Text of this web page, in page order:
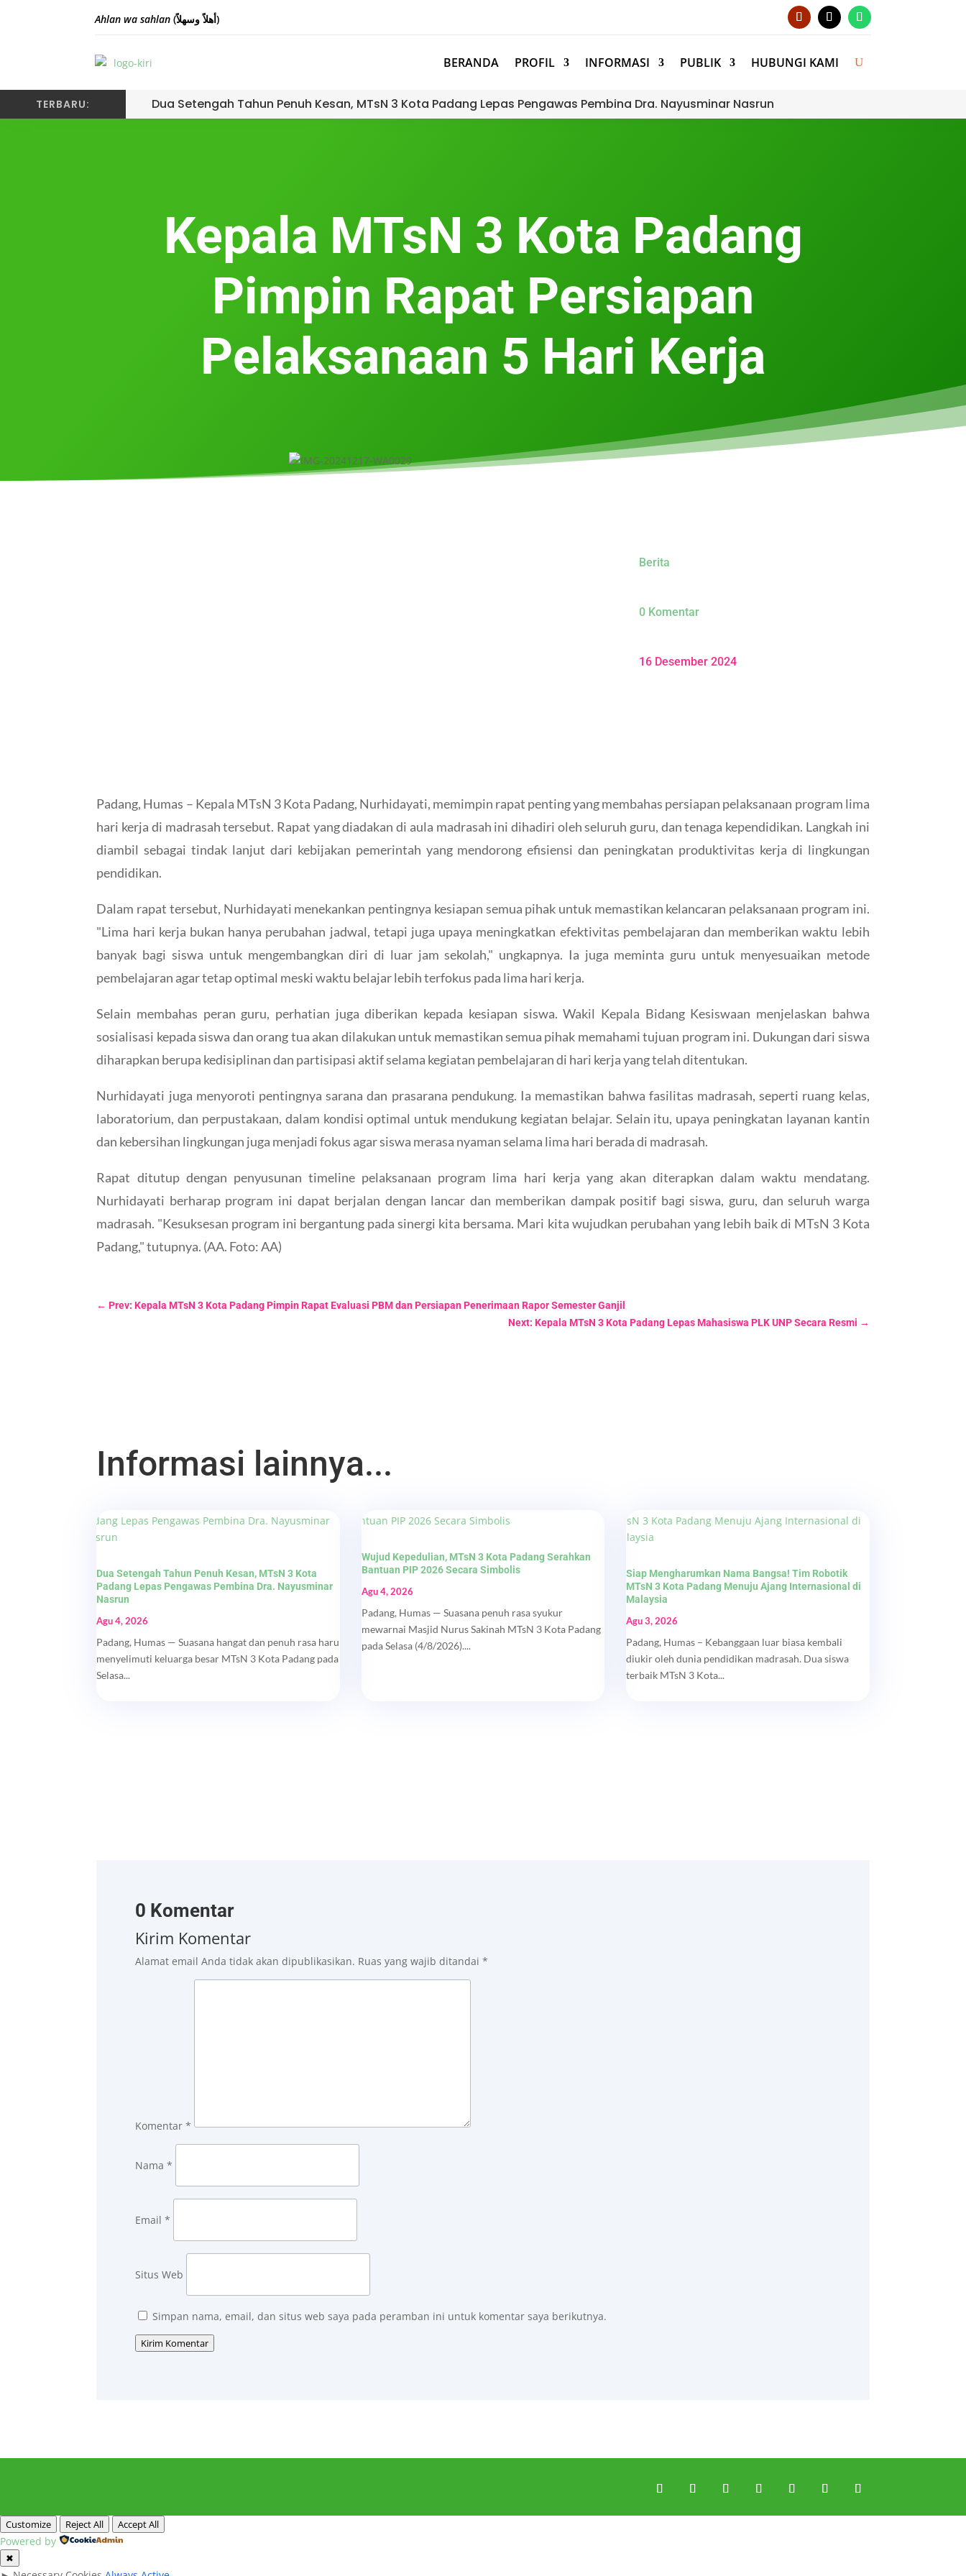
Ahlan wa sahlan (أهلاً وسهلاً)
BERANDA PROFIL INFORMASI PUBLIK HUBUNGI KAMI
TERBARU: Dua Setengah Tahun Penuh Kesan, MTsN 3 Kota Padang Lepas Pengawas Pembina Dra. Nayusminar Nasrun
Kepala MTsN 3 Kota Padang
Pimpin Rapat Persiapan
Pelaksanaan 5 Hari Kerja
Berita
0 Komentar
16 Desember 2024
Padang, Humas – Kepala MTsN 3 Kota Padang, Nurhidayati, memimpin rapat penting yang membahas persiapan pelaksanaan program lima
hari kerja di madrasah tersebut. Rapat yang diadakan di aula madrasah ini dihadiri oleh seluruh guru, dan tenaga kependidikan. Langkah ini
diambil sebagai tindak lanjut dari kebijakan pemerintah yang mendorong efisiensi dan peningkatan produktivitas kerja di lingkungan
pendidikan.
Dalam rapat tersebut, Nurhidayati menekankan pentingnya kesiapan semua pihak untuk memastikan kelancaran pelaksanaan program ini.
"Lima hari kerja bukan hanya perubahan jadwal, tetapi juga upaya meningkatkan efektivitas pembelajaran dan memberikan waktu lebih
banyak bagi siswa untuk mengembangkan diri di luar jam sekolah," ungkapnya. Ia juga meminta guru untuk menyesuaikan metode
pembelajaran agar tetap optimal meski waktu belajar lebih terfokus pada lima hari kerja.
Selain membahas peran guru, perhatian juga diberikan kepada kesiapan siswa. Wakil Kepala Bidang Kesiswaan menjelaskan bahwa
sosialisasi kepada siswa dan orang tua akan dilakukan untuk memastikan semua pihak memahami tujuan program ini. Dukungan dari siswa
diharapkan berupa kedisiplinan dan partisipasi aktif selama kegiatan pembelajaran di hari kerja yang telah ditentukan.
Nurhidayati juga menyoroti pentingnya sarana dan prasarana pendukung. Ia memastikan bahwa fasilitas madrasah, seperti ruang kelas,
laboratorium, dan perpustakaan, dalam kondisi optimal untuk mendukung kegiatan belajar. Selain itu, upaya peningkatan layanan kantin
dan kebersihan lingkungan juga menjadi fokus agar siswa merasa nyaman selama lima hari berada di madrasah.
Rapat ditutup dengan penyusunan timeline pelaksanaan program lima hari kerja yang akan diterapkan dalam waktu mendatang.
Nurhidayati berharap program ini dapat berjalan dengan lancar dan memberikan dampak positif bagi siswa, guru, dan seluruh warga
madrasah. "Kesuksesan program ini bergantung pada sinergi kita bersama. Mari kita wujudkan perubahan yang lebih baik di MTsN 3 Kota
Padang," tutupnya. (AA. Foto: AA)
←Prev: Kepala MTsN 3 Kota Padang Pimpin Rapat Evaluasi PBM dan Persiapan Penerimaan Rapor Semester Ganjil
Next: Kepala MTsN 3 Kota Padang Lepas Mahasiswa PLK UNP Secara Resmi →
Informasi lainnya...
Dua Setengah Tahun Penuh Kesan, MTsN 3 Kota
Padang Lepas Pengawas Pembina Dra. Nayusminar
Nasrun
Agu 4, 2026
Padang, Humas — Suasana hangat dan penuh rasa haru
menyelimuti keluarga besar MTsN 3 Kota Padang pada
Selasa...
Wujud Kepedulian, MTsN 3 Kota Padang Serahkan
Bantuan PIP 2026 Secara Simbolis
Agu 4, 2026
Padang, Humas — Suasana penuh rasa syukur
mewarnai Masjid Nurus Sakinah MTsN 3 Kota Padang
pada Selasa (4/8/2026)....
Siap Mengharumkan Nama Bangsa! Tim Robotik
MTsN 3 Kota Padang Menuju Ajang Internasional di
Malaysia
Agu 3, 2026
Padang, Humas – Kebanggaan luar biasa kembali
diukir oleh dunia pendidikan madrasah. Dua siswa
terbaik MTsN 3 Kota...
0 Komentar
Kirim Komentar
Alamat email Anda tidak akan dipublikasikan. Ruas yang wajib ditandai*
Komentar*
Nama*
Email*
Situs Web
Simpan nama, email, dan situs web saya pada peramban ini untuk komentar saya berikutnya.
Kirim Komentar
Customize Reject All Accept All
Powered by
✖